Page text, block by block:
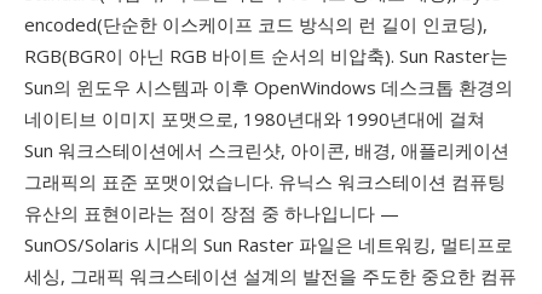
encoded(단순한 이스케이프 코드 방식의 런 길이 인코딩),
RGB(BGR이 아닌 RGB 바이트 순서의 비압축). Sun Raster는
Sun의 윈도우 시스템과 이후 OpenWindows 데스크톱 환경의
네이티브 이미지 포맷으로, 1980년대와 1990년대에 걸쳐
Sun 워크스테이션에서 스크린샷, 아이콘, 배경, 애플리케이션
그래픽의 표준 포맷이었습니다. 유닉스 워크스테이션 컴퓨팅
유산의 표현이라는 점이 장점 중 하나입니다 —
SunOS/Solaris 시대의 Sun Raster 파일은 네트워킹, 멀티프로
세싱, 그래픽 워크스테이션 설계의 발전을 주도한 중요한 컴퓨